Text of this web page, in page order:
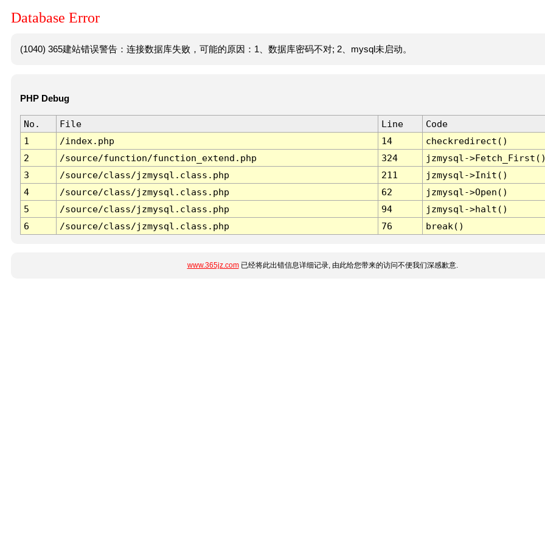
Database Error
(1040) 365建站错误警告：连接数据库失败，可能的原因：1、数据库密码不对; 2、mysql未启动。
PHP Debug
No. File Line
Code
1
/index.php 14
checkredirect()
2
/source/function/function_extend.php 324
jzmysql-
3
/source/class/jzmysql.class.php 211
jzmysql->Init()
4
/source/class/jzmysql.class.php 62
jzmysql->Open()
5
/source/class/jzmysql.class.php 94
jzmysql->halt()
6
/source/class/jzmysql.class.php 76 break()
www.365jz.com已经将此出错信息详细记录, 由此给您带来的访问不便我们深感歉意.